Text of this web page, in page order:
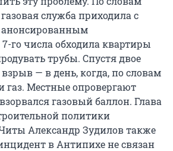
служба приходила с
анонсированным
го числа обходила квартиры
трубы. Спустя двое
— в день, когда, по словам
газ. Местные опровергают
газовый баллон. Глава
политики
Александр Зудилов также
в Антипихе не связан